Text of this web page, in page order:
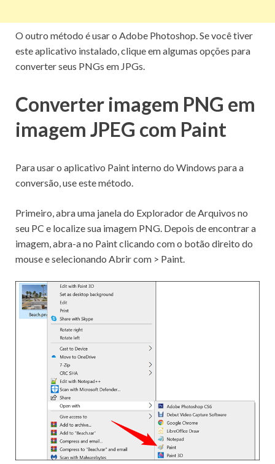
O outro método é usar o Adobe Photoshop.Se você tiver
este aplicativo instalado, clique em algumas opções para
converter seus PNGs em JPGs.
Converter imagem PNG em
imagem JPEG com Paint
Para usar o aplicativo Paint interno do Windows para a
conversão, use este método.
Primeiro,abra uma janela do Explorador de Arquivos no
seu PC e localize sua imagem PNG. Depois de encontrar a
imagem, abra-a no Paint clicando com o botão direito do
mouse e selecionando Abrir com > Paint.